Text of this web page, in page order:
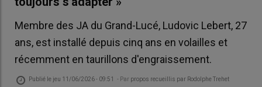
Membre des JA du Grand-Lucé, Ludovic Lebert, 27
ans, est installé depuis cinq ans en volailles et
récemment en taurillons d'engraissement.
Publié le jeu 11/06/2026 - 09:51 - Par propos recueillis par Rodolphe Trehet